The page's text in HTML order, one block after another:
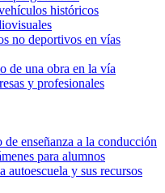
históricos
no deportivos en vías
de una obra en la vía
y profesionales
de enseñanza a la conducción
para alumnos
autoescuela y sus recursos